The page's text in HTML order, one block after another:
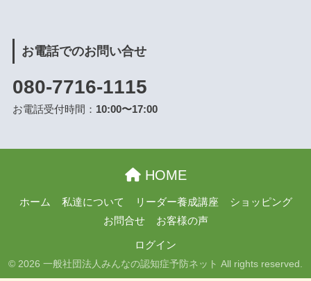
お電話でのお問い合せ
080-7716-1115
お電話受付時間： 10:00〜17:00
HOME
ホーム 私達について リーダー養成講座
ショッピング
お問合せ
お客様の声
ログイン
© 2026 一般社団法人みんなの認知症予防ネット All rights reserved.